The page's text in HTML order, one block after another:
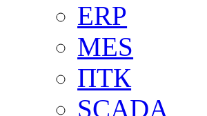
ERP
MES
ПТК
SCADA